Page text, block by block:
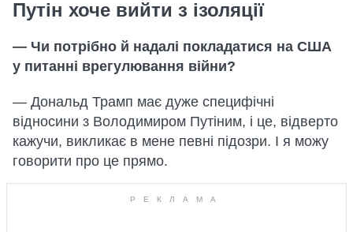
Путін хоче вийти з ізоляції
— Чи потрібно й надалі покладатися на США
у питанні врегулювання війни?
— Дональд Трамп має дуже специфічні
відносини з Володимиром Путіним, і це, відверто
кажучи, викликає в мене певні підозри. І я можу
говорити про це прямо.